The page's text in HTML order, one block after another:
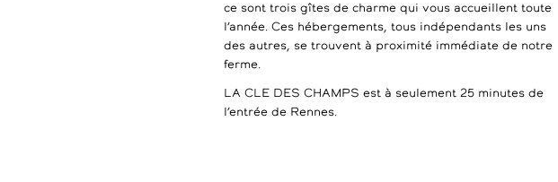
ce sont trois gîtes de charme qui vous accueillent toute
l’année. Ces hébergements, tous indépendants les uns
des autres, se trouvent à proximité immédiate de notre
ferme.
LA CLE DES CHAMPS est à seulement 25 minutes de
l’entrée de Rennes.